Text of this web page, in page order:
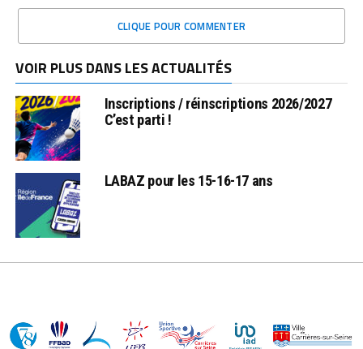
CLIQUE POUR COMMENTER
VOIR PLUS DANS LES ACTUALITÉS
Inscriptions / réinscriptions 2026/2027
C’est parti !
LABAZ pour les 15-16-17 ans